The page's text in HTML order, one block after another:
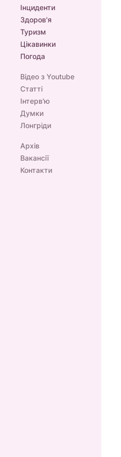
Інциденти
Здоров'я
Туризм
Цікавинки
Погода
Відео з Youtube
Статті
Інтерв'ю
Думки
Лонгріди
Архів
Вакансії
Контакти